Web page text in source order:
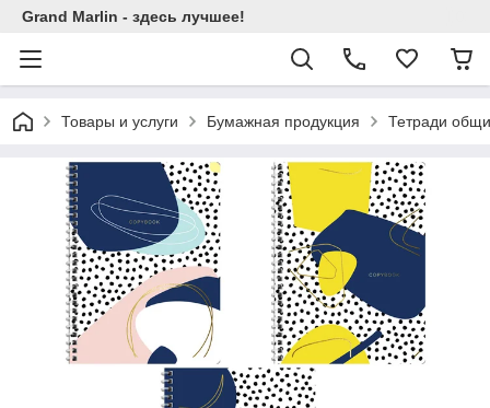
Grand Marlin - здесь лучшее!
Товары и услуги Бумажная продукция Тетради